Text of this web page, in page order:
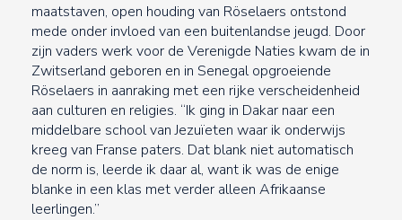
maatstaven, open houding van Röselaers ontstond
mede onder invloed van een buitenlandse jeugd. Door
zijn vaders werk voor de Verenigde Naties kwam de in
Zwitserland geboren en in Senegal opgroeiende
Röselaers in aanraking met een rijke verscheidenheid
aan culturen en religies. “Ik ging in Dakar naar een
middelbare school van Jezuïeten waar ik onderwijs
kreeg van Franse paters. Dat blank niet automatisch
de norm is, leerde ik daar al, want ik was de enige
blanke in een klas met verder alleen Afrikaanse
leerlingen.”